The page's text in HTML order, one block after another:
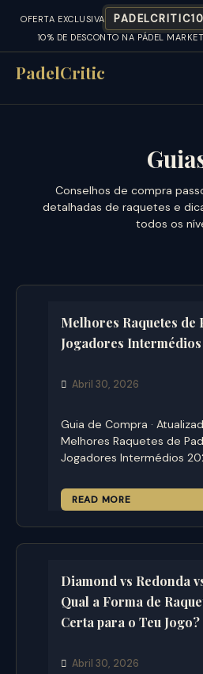
Skip
PadelCritic
Conselhos de compra
detalhadas de raquetes e
todos os
Melhores Raquetes de
Jogadores
Abril 30, 2026
Guia de Compra ·
Melhores Raquetes de
Jogadores Intermédios
READ MORE
Diamond vs Redonda
Qual a Forma de
Certa para o Teu Jogo?
Abril 30, 2026
OFERTA EXCLUSIVA
10% DE DESCONTO NA PÁDEL MARKET